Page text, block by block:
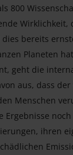
800
Wirklichkeit,
bereits
Planeten
geht die
aus, dass
Menschen
Ergebnisse
ihren